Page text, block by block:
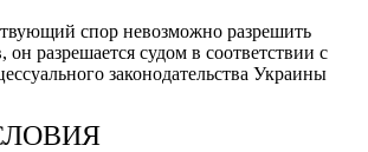
спор невозможно разрешить
он разрешается судом в соответствии с
законодательства Украины